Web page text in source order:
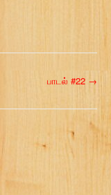
பாடல் #22 →